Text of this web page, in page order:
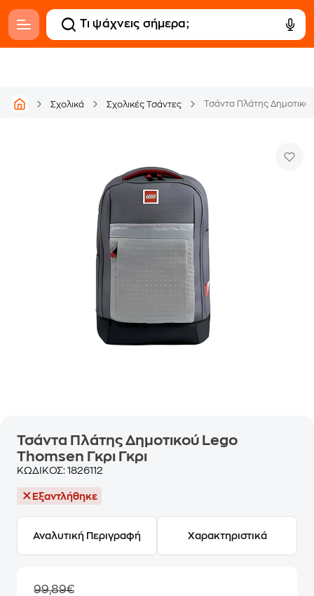
Σχολικά Σχολικές Τσάντες Τσάντα Πλάτης
Τσάντα Πλάτης Δημοτικού Lego
Thomsen Γκρι Γκρι
ΚΩΔΙΚΟΣ: 1826112
Εξαντλήθηκε
Αναλυτική Περιγραφή Χαρακτηριστικά
99,89€